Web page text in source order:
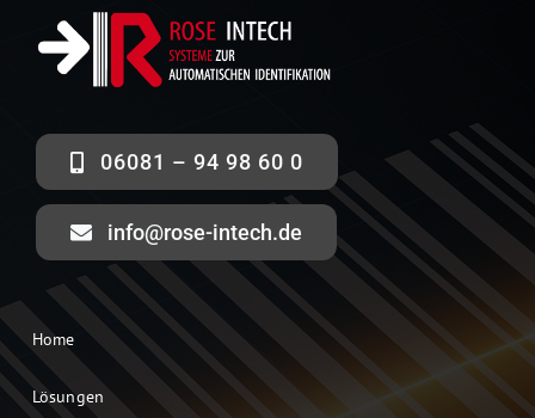
06081 – 94 98 60 0
info@rose-intech.de
Home
Lösungen